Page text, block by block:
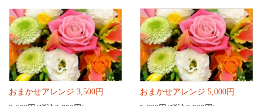
おまかせアレンジ 3,500円
おまかせアレンジ 5,000円